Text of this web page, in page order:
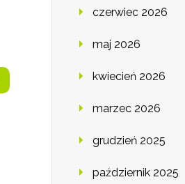
czerwiec 2026
maj 2026
kwiecień 2026
marzec 2026
grudzień 2025
październik 2025